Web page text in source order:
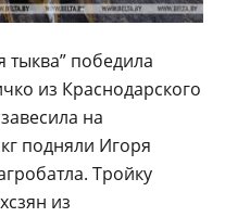
тыква” победила
из Краснодарского
на
подняли Игоря
Тройку
из